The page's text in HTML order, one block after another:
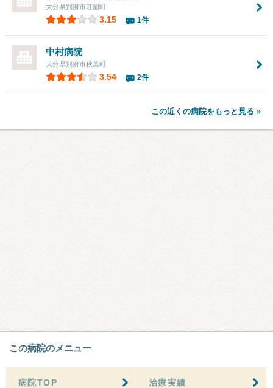
大分県別府市荘園町
3.15 1件
中村病院
大分県別府市秋葉町
3.54 2件
この近くの病院をもっと見る »
この病院のメニュー
病院TOP 治療実績